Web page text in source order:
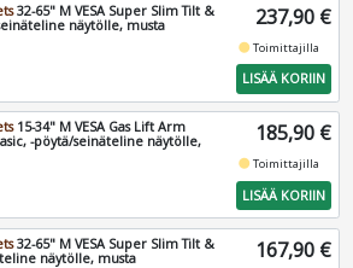
32-65" M VESA Super Slim Tilt &
näytölle, musta
237,90 €
fiber_manual_recordToimittajilla
LISÄÄ KORIIN
15-34" M VESA Gas Lift Arm
-pöytä/seinäteline näytölle,
185,90 €
fiber_manual_recordToimittajilla
LISÄÄ KORIIN
32-65" M VESA Super Slim Tilt &
näytölle, musta
167,90 €